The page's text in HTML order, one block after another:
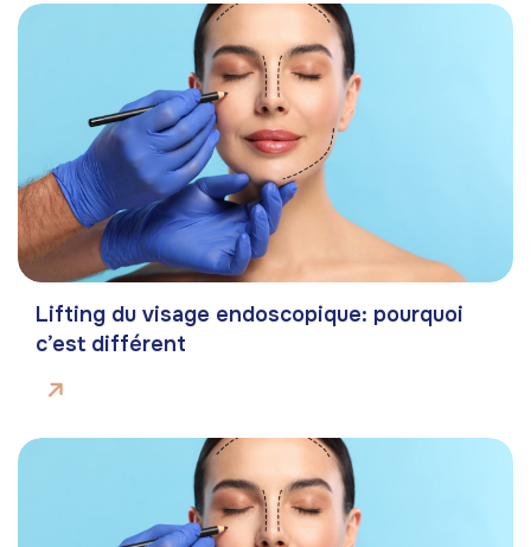
Lifting du visage endoscopique: pourquoi
c’est différent